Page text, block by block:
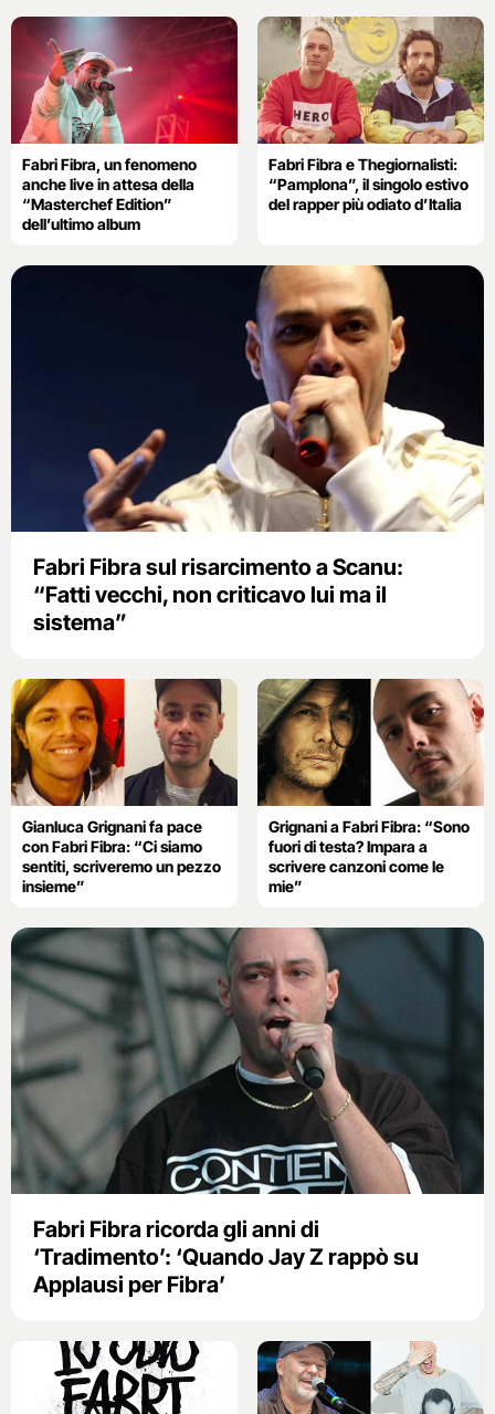
Fabri Fibra, un fenomeno
anche live in attesa della
“Masterchef Edition”
dell’ultimo album
Fabri Fibra e Thegiornalisti:
“Pamplona”, il singolo estivo
del rapper più odiato d’Italia
Fabri Fibra sul risarcimento a Scanu:
“Fatti vecchi, non criticavo lui ma il
sistema”
Gianluca Grignani fa pace
con Fabri Fibra: “Ci siamo
sentiti, scriveremo un pezzo
insieme”
Grignani a Fabri Fibra: “Sono
fuori di testa? Impara a
scrivere canzoni come le
mie”
Fabri Fibra ricorda gli anni di
‘Tradimento’: ‘Quando Jay Z rappò su
Applausi per Fibra’